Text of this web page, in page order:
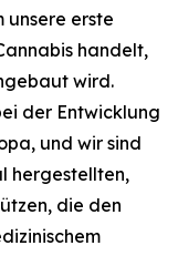
unsere erste
handelt,
wird.
der Entwicklung
und wir sind
hergestellten,
die den